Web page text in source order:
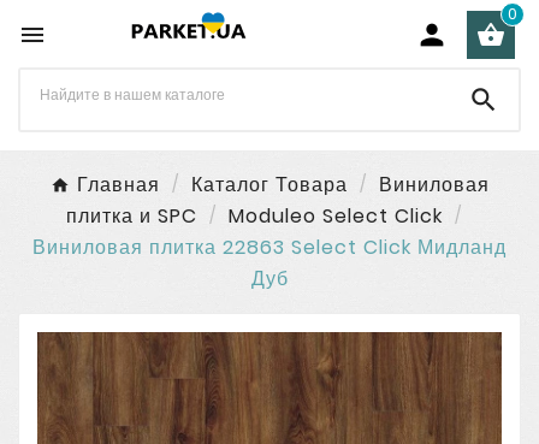
  
0

Главная Каталог Товара
Виниловая
плитка и SPC
Moduleo Select Click
Виниловая плитка 22863 Select Click Мидланд
Дуб